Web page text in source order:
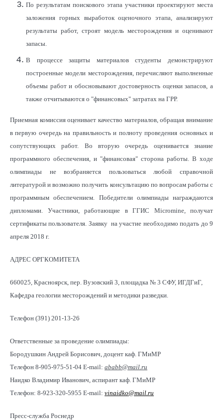
По результатам поискового этапа участники проектируют места
заложения горных выработок оценочного этапа, анализируют
результаты работ, строят модель месторождения и оценивают
запасы.
В процессе защиты материалов студенты демонстрируют
построенные модели месторождения, перечисляют выполненные
объемы работ и обосновывают достоверность оценки запасов, а
также отчитываются о "финансовых" затратах на ГРР.
Приемная комиссия оценивает качество материалов, обращая внимание
в первую очередь на правильность и полноту проведения основных и
сопутствующих работ. Во вторую очередь оценивается знание
программного обеспечения, и "финансовая" сторона работы. В ходе
олимпиады не возбраняется пользоваться любой справочной
литературой и возможно получить консультацию по вопросам работы с
программным обеспечением. Победители олимпиады награждаются
дипломами. Участники, работающие в ГГИС Micromine, получат
сертификаты пользователя. Заявку на участие необходимо подать до 9
апреля 2018 г.
АДРЕС ОРГКОМИТЕТА
660025, Красноярск, пер. Вузовский 3, площадка № 3 СФУ, ИГДГиГ,
Кафедра геологии месторождений и методики разведки.
Телефон (391) 201-13-26
Ответственные за проведение олимпиады:
Бородушкин Андрей Борисович, доцент каф. ГМиМР
Телефон 8-905-975-51-04 E-mail: ababb@mail ru
Наидко Владимир Иванович, аспирант каф. ГМиМР
Телефон: 8-923-320-5955 E-mail: vinaidko@mail ru
Пресс-служба Роснедр